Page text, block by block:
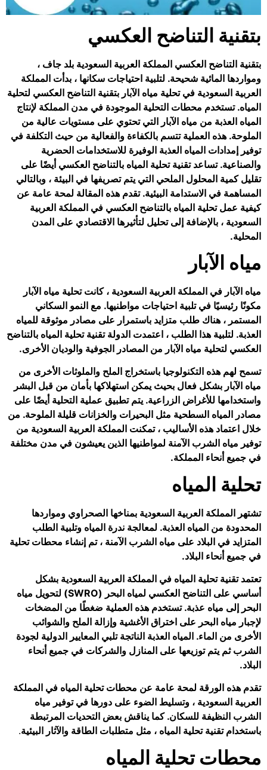
بتقنية التناضح العكسي
بتقنية التناضح العكسي المملكة العربية السعودية بلد جاف ،
ومواردها المائية شحيحة. لتلبية احتياجات سكانها ، بدأت المملكة
العربية السعودية في تحلية مياه الآبار بتقنية التناضح العكسي لتحلية
المياه. تستخدم محطات التحلية الموجودة في مدن المملكة لإنتاج
المياه العذبة من مياه الآبار التي تحتوي على مستويات عالية من
الملوحة. هذه العملية تتسم بالكفاءة والفعالية من حيث التكلفة في
توفير إمدادات المياه العذبة الوفيرة للاستخدامات الحضرية
والصناعية. تساعد تقنية تحلية المياه بالتناضح العكسي أيضًا على
تقليل كمية المحلول الملحي التي يتم تصريفها في البيئة ، وبالتالي
المساهمة في الاستدامة البيئية. تقدم هذه المقالة لمحة عامة عن
كيفية عمل تحلية المياه بالتناضح العكسي في المملكة العربية
السعودية ، بالإضافة إلى تحليل لتأثيرها الاقتصادي على المدن
المحلية.
مياه الآبار
مياه الآبار في المملكة العربية السعودية ، كانت تحلية مياه الآبار
مكونًا رئيسيًا في تلبية احتياجات مواطنيها. مع النمو السكاني
المستمر ، هناك طلب متزايد باستمرار على مصادر موثوقة للمياه
العذبة. لتلبية هذا الطلب ، اعتمدت الدولة تقنية تحلية المياه بالتناضح
العكسي لتحلية مياه الآبار من المصادر الجوفية والوديان الأخرى.
تسمح لهم هذه التكنولوجيا باستخراج الملح والملوثات الأخرى من
مياه الآبار بشكل فعال بحيث يمكن استهلاكها بأمان من قبل البشر
واستخدامها للأغراض الزراعية. يتم تطبيق عملية التحلية أيضًا على
مصادر المياه السطحية مثل البحيرات والخزانات قليلة الملوحة. من
خلال اعتماد هذه الأساليب ، تمكنت المملكة العربية السعودية من
توفير مياه الشرب الآمنة لمواطنيها الذين يعيشون في مدن مختلفة
في جميع أنحاء المملكة.
تحلية المياه
تشتهر المملكة العربية السعودية بمناخها الصحراوي ومواردها
المحدودة من المياه العذبة. لمعالجة ندرة المياه وتلبية الطلب
المتزايد في البلاد على مياه الشرب الآمنة ، تم إنشاء محطات تحلية
في جميع أنحاء البلاد.
تعتمد تقنية تحلية المياه في المملكة العربية السعودية بشكل
أساسي على التناضح العكسي لمياه البحر (SWRO) لتحويل مياه
البحر إلى مياه عذبة. تستخدم هذه العملية ضغطًا من المضخات
لإجبار مياه البحر على اختراق الأغشية وإزالة الملح والشوائب
الأخرى من الماء. المياه العذبة الناتجة تلبي المعايير الدولية لجودة
الشرب ثم يتم توزيعها على المنازل والشركات في جميع أنحاء
البلاد.
تقدم هذه الورقة لمحة عامة عن محطات تحلية المياه في المملكة
العربية السعودية ، وتسليط الضوء على دورها في توفير مياه
الشرب النظيفة للسكان. كما يناقش بعض التحديات المرتبطة
باستخدام تقنية تحلية المياه ، مثل متطلبات الطاقة والآثار البيئية.
محطات تحلية المياه